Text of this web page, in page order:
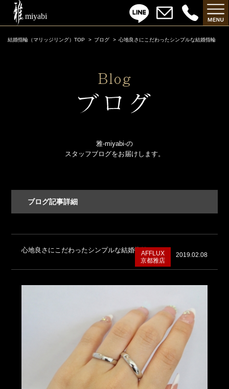
結婚指輪（マリッジリング）TOP ブログ 心地良さにこだわったシンプルな結婚指輪
雅-miyabi-の
スタッフブログをお届けします。
ブログ記事詳細
心地良さにこだわったシンプルな結婚指輪
2019.02.08
AFFLUX
京都雅店